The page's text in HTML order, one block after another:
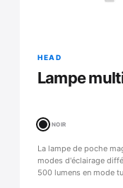
HEAD
Lampe
NOIR
La lampe de poche
modes d'éclairage
500 lumens en mode